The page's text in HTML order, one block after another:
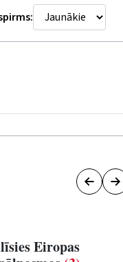
Eiropas